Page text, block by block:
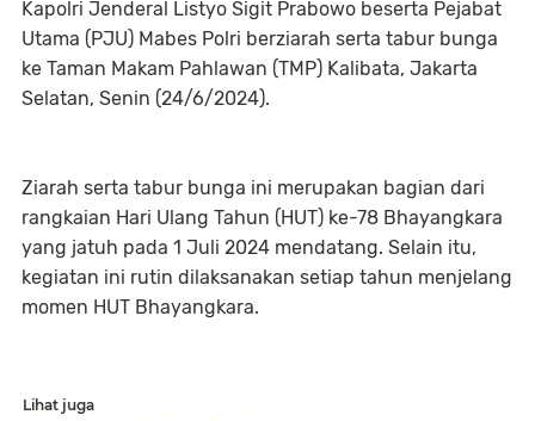
Kapolri Jenderal Listyo Sigit Prabowo beserta Pejabat
Utama (PJU) Mabes Polri berziarah serta tabur bunga
ke Taman Makam Pahlawan (TMP) Kalibata, Jakarta
Selatan, Senin (24/6/2024).
Ziarah serta tabur bunga ini merupakan bagian dari
rangkaian Hari Ulang Tahun (HUT) ke-78 Bhayangkara
yang jatuh pada 1 Juli 2024 mendatang. Selain itu,
kegiatan ini rutin dilaksanakan setiap tahun menjelang
momen HUT Bhayangkara.
Lihat juga